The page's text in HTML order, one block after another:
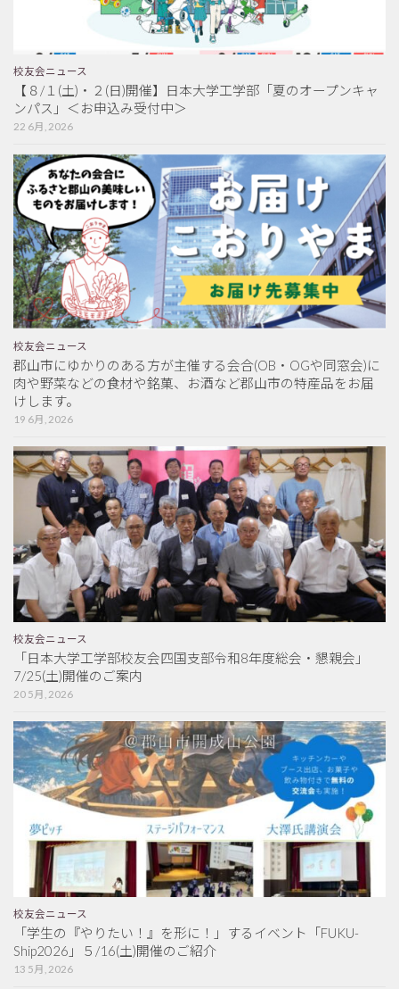
校友会ニュース
【８/１(土)・２(日)開催】日本大学工学部「夏のオープンキャ
ンパス」＜お申込み受付中＞
22 6月, 2026
校友会ニュース
郡山市にゆかりのある方が主催する会合(OB・OGや同窓会)に
肉や野菜などの食材や銘菓、お酒など郡山市の特産品をお届
けします。
19 6月, 2026
校友会ニュース
「日本大学工学部校友会四国支部令和8年度総会・懇親会」
7/25(土)開催のご案内
20 5月, 2026
校友会ニュース
「学生の『やりたい！』を形に！」するイベント「FUKU-
Ship2026」５/16(土)開催のご紹介
13 5月, 2026